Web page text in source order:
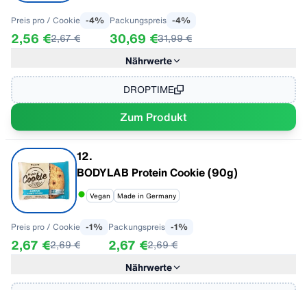
Nährwerte
Fett 15,50 g
- davon gesättigte Fettsäuren
Kohlenhydrate 41,67 g
- davon Zucker
Eiweiß
Salz
Preis pro / Cookie -4%
2,56 €2,67 €
Packungspreis -4%
30,69 €31,99 €
DROPTIME
Zum Produkt
12.
BODYLAB Protein Cookie (90g)
Vegan Made in Germany
Nährwerte
Preis pro / Cookie -1%
2,67 €2,69 €
Packungspreis -1%
2,67 €2,69 €